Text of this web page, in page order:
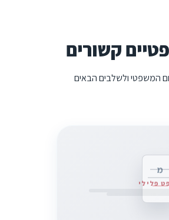
קשורים
המשפטי ולשלבים הבאים
מ
פלילי